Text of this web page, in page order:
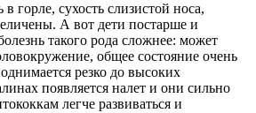
горле, сухость слизистой носа,
А вот дети постарше и
такого рода сложнее: может
общее состояние очень
резко до высоких
появляется налет и они сильно
легче развиваться и